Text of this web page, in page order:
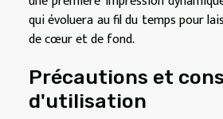
qui évoluera au fil du temps pour
de cœur et de fond.
Précautions et
d'utilisation